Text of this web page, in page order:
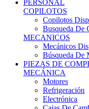
Copilotos
Busqueda De
MECANICOS
Mecánicos
Búsqueda De
PIEZAS DE
MECÁNICA
Motores
Refrigeración
Electrónica
Cajas De
Sistemas De